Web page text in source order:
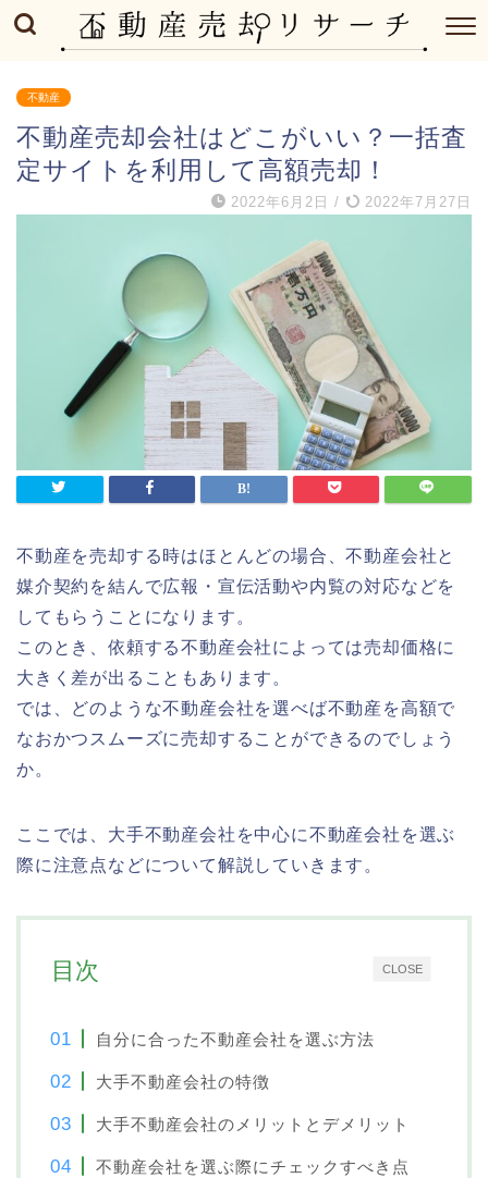
不動産
不動産売却会社はどこがいい？一括査
定サイトを利用して高額売却！
2022年6月2日 / 2022年7月27日
不動産を売却する時はほとんどの場合、不動産会社と
媒介契約を結んで広報・宣伝活動や内覧の対応などを
してもらうことになります。
このとき、依頼する不動産会社によっては売却価格に
大きく差が出ることもあります。
では、どのような不動産会社を選べば不動産を高額で
なおかつスムーズに売却することができるのでしょう
か。
ここでは、大手不動産会社を中心に不動産会社を選ぶ
際に注意点などについて解説していきます。
CLOSE
目次
自分に合った不動産会社を選ぶ方法
大手不動産会社の特徴
大手不動産会社のメリットとデメリット
不動産会社を選ぶ際にチェックすべき点